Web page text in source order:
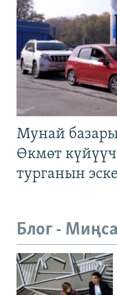
Мунай
Өкмөт
турганын
Блог -